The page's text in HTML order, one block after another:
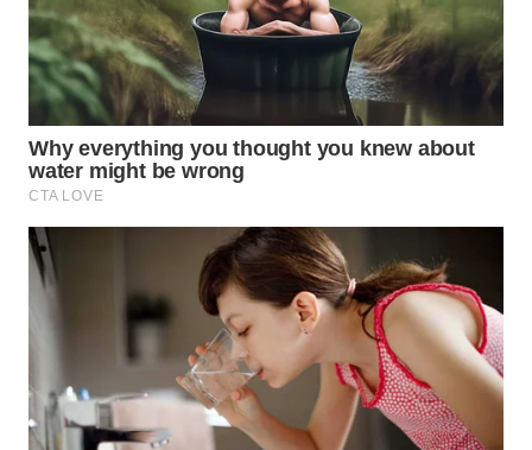
WN
GORONTALO
WN
SULUT
MALUKU
WN
DAIRI